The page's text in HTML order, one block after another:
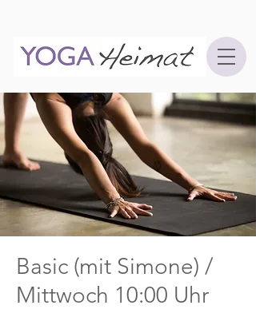
Basic (mit Simone) /
Mittwoch 10:00 Uhr